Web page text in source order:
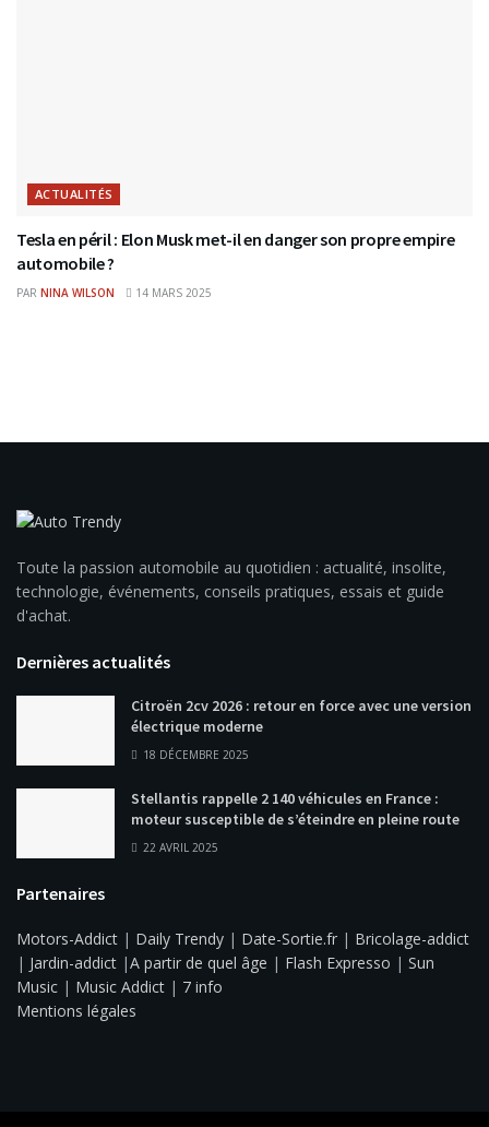
ACTUALITÉS
Tesla en péril : Elon Musk met-il en danger son propre empire
automobile ?
PAR NINA WILSON 14 MARS 2025
Toute la passion automobile au quotidien : actualité, insolite,
technologie, événements, conseils pratiques, essais et guide
d'achat.
Dernières actualités
Citroën 2cv 2026 : retour en force avec une version
électrique moderne
18 DÉCEMBRE 2025
Stellantis rappelle 2 140 véhicules en France :
moteur susceptible de s’éteindre en pleine route
22 AVRIL 2025
Partenaires
Motors-Addict | Daily Trendy | Date-Sortie.fr | Bricolage-addict
| Jardin-addict |A partir de quel âge | Flash Expresso | Sun
Music | Music Addict | 7 info
Mentions légales